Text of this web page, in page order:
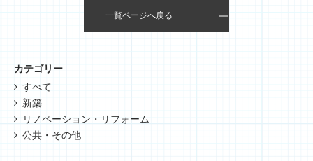
一覧ページへ戻る
カテゴリー
すべて
新築
リノベーション・リフォーム
公共・その他